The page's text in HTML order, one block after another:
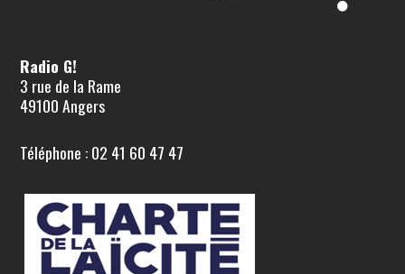
Radio G!
3 rue de la Rame
49100 Angers
Téléphone : 02 41 60 47 47